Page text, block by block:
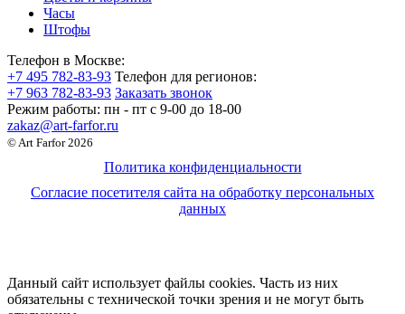
Часы
Штофы
Телефон в Москве:
+7 495 782-83-93 Телефон для регионов:
+7 963 782-83-93 Заказать звонок
Режим работы: пн - пт c 9-00 до 18-00
zakaz@art-farfor.ru
© Art Farfor 2026
Политика конфиденциальности
Согласие посетителя сайта на обработку персональных
данных
Данный сайт использует файлы cookies. Часть из них
обязательны с технической точки зрения и не могут быть